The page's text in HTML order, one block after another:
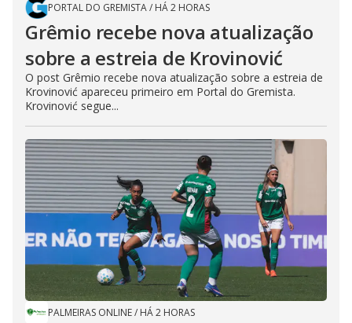
PORTAL DO GREMISTA/ HÁ 2 HORAS
Grêmio recebe nova atualização
sobre a estreia de Krovinović
O post Grêmio recebe nova atualização sobre a estreia de
Krovinović apareceu primeiro em Portal do Gremista.
Krovinović segue...
PALMEIRAS ONLINE/ HÁ 2 HORAS